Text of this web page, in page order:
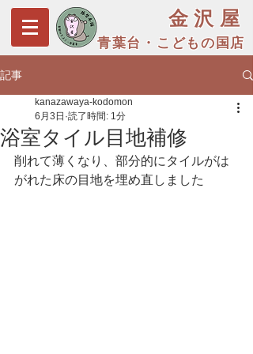
金沢屋
青葉台・こどもの国店
記事
浴室タイル目地補修
kanazawaya-kodomon
6月3日 読了時間: 1分
削れて薄くなり、部分的にタイルがは
がれた床の目地を埋め直しました